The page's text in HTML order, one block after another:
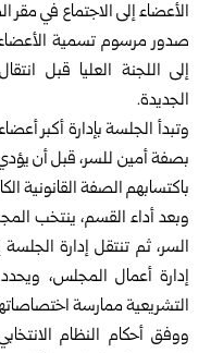
الأعضاء إلى الاجتماع في مقر
صدور مرسوم تسمية
إلى اللجنة العليا قبل
الجديدة.‏
وتبدأ الجلسة بإدارة أكبر
بصفة أمين ‏للسر، قبل أن
باكتسابهم الصفة القانونية
وبعد أداء القسم، ينتخب
السر، ثم تنتقل ‏إدارة
إدارة أعمال المجلس،
التشريعية ممارسة
ووفق أحكام النظام